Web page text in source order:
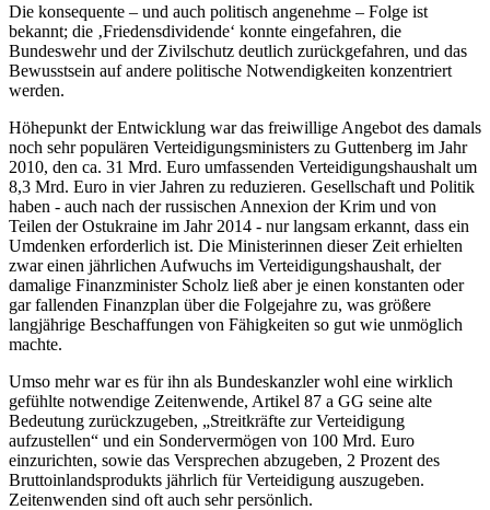
Die konsequente – und auch politisch angenehme – Folge ist
bekannt; die ‚Friedensdividende‘ konnte eingefahren, die
Bundeswehr und der Zivilschutz deutlich zurückgefahren, und das
Bewusstsein auf andere politische Notwendigkeiten konzentriert
werden.
Höhepunkt der Entwicklung war das freiwillige Angebot des damals
noch sehr populären Verteidigungsministers zu Guttenberg im Jahr
2010, den ca. 31 Mrd. Euro umfassenden Verteidigungshaushalt um
8,3 Mrd. Euro in vier Jahren zu reduzieren. Gesellschaft und Politik
haben - auch nach der russischen Annexion der Krim und von
Teilen der Ostukraine im Jahr 2014 - nur langsam erkannt, dass ein
Umdenken erforderlich ist. Die Ministerinnen dieser Zeit erhielten
zwar einen jährlichen Aufwuchs im Verteidigungshaushalt, der
damalige Finanzminister Scholz ließ aber je einen konstanten oder
gar fallenden Finanzplan über die Folgejahre zu, was größere
langjährige Beschaffungen von Fähigkeiten so gut wie unmöglich
machte.
Umso mehr war es für ihn als Bundeskanzler wohl eine wirklich
gefühlte notwendige Zeitenwende, Artikel 87 a GG seine alte
Bedeutung zurückzugeben, „Streitkräfte zur Verteidigung
aufzustellen“ und ein Sondervermögen von 100 Mrd. Euro
einzurichten, sowie das Versprechen abzugeben, 2 Prozent des
Bruttoinlandsprodukts jährlich für Verteidigung auszugeben.
Zeitenwenden sind oft auch sehr persönlich.